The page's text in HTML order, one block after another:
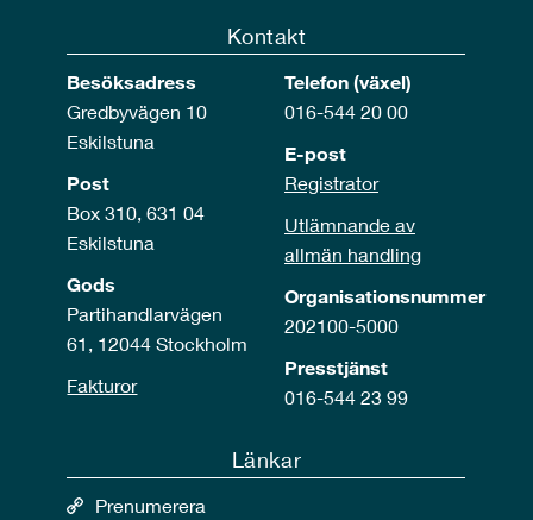
Kontakt
Besöksadress
Gredbyvägen 10
Eskilstuna
Post
Box 310, 631 04
Eskilstuna
Gods
Partihandlarvägen
61, 12044 Stockholm
Fakturor
Telefon (växel)
016-544 20 00
E-post
Registrator
Utlämnande av
allmän handling
Organisationsnummer
202100-5000
Presstjänst
016-544 23 99
Länkar
Prenumerera